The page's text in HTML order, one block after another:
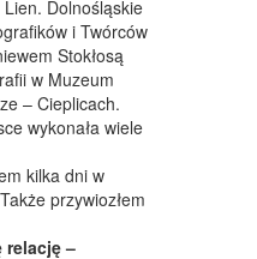
Dolnośląskie
i Twórców
Stokłosą
w Muzeum
– Cieplicach.
wykonała wiele
kilka dni w
przywiozłem
relację –